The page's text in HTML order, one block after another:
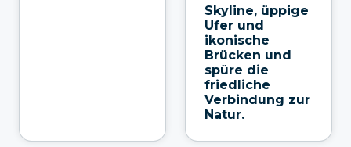
Skyline, üppige
Ufer und
ikonische
Brücken und
spüre die
friedliche
Verbindung zur
Natur.